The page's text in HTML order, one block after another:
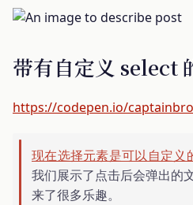
带有自定义 select
https://codepen.io/
现在选择元素是可以自定义
我们展示了点击后会弹出的
来了很多乐趣。